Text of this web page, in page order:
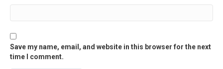
Save my name, email, and website in this browser for the next
time I comment.